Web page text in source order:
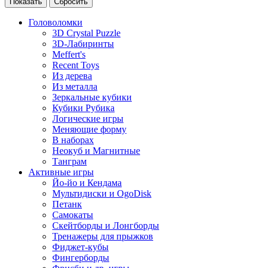
Головоломки
3D Crystal Puzzle
3D-Лабиринты
Meffert's
Recent Toys
Из дерева
Из металла
Зеркальные кубики
Кубики Рубика
Логические игры
Меняющие форму
В наборах
Неокуб и Магнитные
Танграм
Активные игры
Йо-йо и Кендама
Мультидиски и OgoDisk
Петанк
Самокаты
Скейтборды и Лонгборды
Тренажеры для прыжков
Фиджет-кубы
Фингерборды